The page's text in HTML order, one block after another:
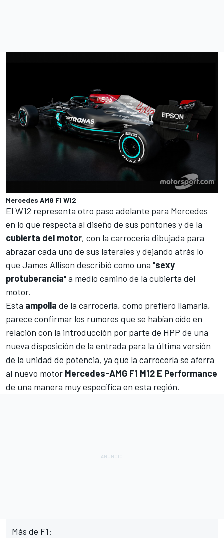
Mercedes AMG F1 W12
El W12 representa otro paso adelante para Mercedes
en lo que respecta al diseño de sus pontones y de la
cubierta del motor, con la carrocería dibujada para
abrazar cada uno de sus laterales y dejando atrás lo
que James Allison describió como una "sexy
protuberancia" a medio camino de la cubierta del
motor.
Esta ampolla de la carrocería, como prefiero llamarla,
parece confirmar los rumores que se habían oído en
relación con la introducción por parte de HPP de una
nueva disposición de la entrada para la última versión
de la unidad de potencia, ya que la carrocería se aferra
al nuevo motor Mercedes-AMG F1 M12 E Performance
de una manera muy específica en esta región.
Más de F1: